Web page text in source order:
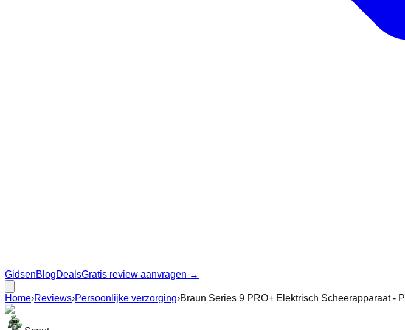
GidsenBlogDealsGratis review aanvragen →
Home›Reviews›Persoonlijke verzorging›Braun Series 9 PRO+ Elektrisch Scheerapparaat -